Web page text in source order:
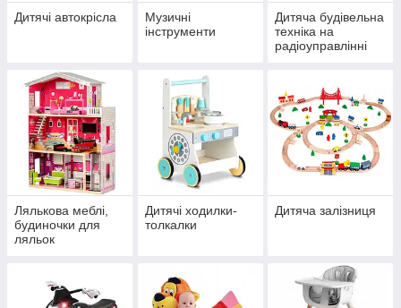
Дитячі автокрісла
Музичні
інструменти
Дитяча будівельна
техніка на
радіоуправлінні
Лялькова меблі,
будиночки для
ляльок
Дитячі ходилки-
толкалки
Дитяча залізниця